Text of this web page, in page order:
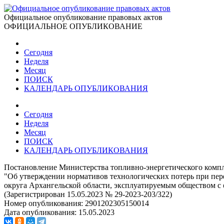
Официальное опубликование правовых актов
ОФИЦИАЛЬНОЕ ОПУБЛИКОВАНИЕ
Сегодня
Неделя
Месяц
ПОИСК
КАЛЕНДАРЬ ОПУБЛИКОВАНИЯ
Сегодня
Неделя
Месяц
ПОИСК
КАЛЕНДАРЬ ОПУБЛИКОВАНИЯ
Постановление Министерства топливно-энергетического
"Об утверждении нормативов технологических потерь при
округа Архангельской области, эксплуатируемым
(Зарегистрирован 15.05.2023 № 29-2023-203/322)
Номер опубликования: 2901202305150014
Дата опубликования: 15.05.2023